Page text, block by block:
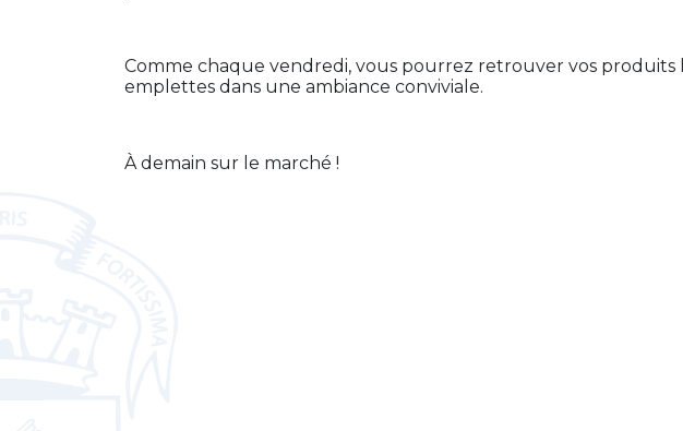
Comme chaque vendredi, vous pourrez retrouver vos produits
emplettes dans une ambiance conviviale.
À demain sur le marché !